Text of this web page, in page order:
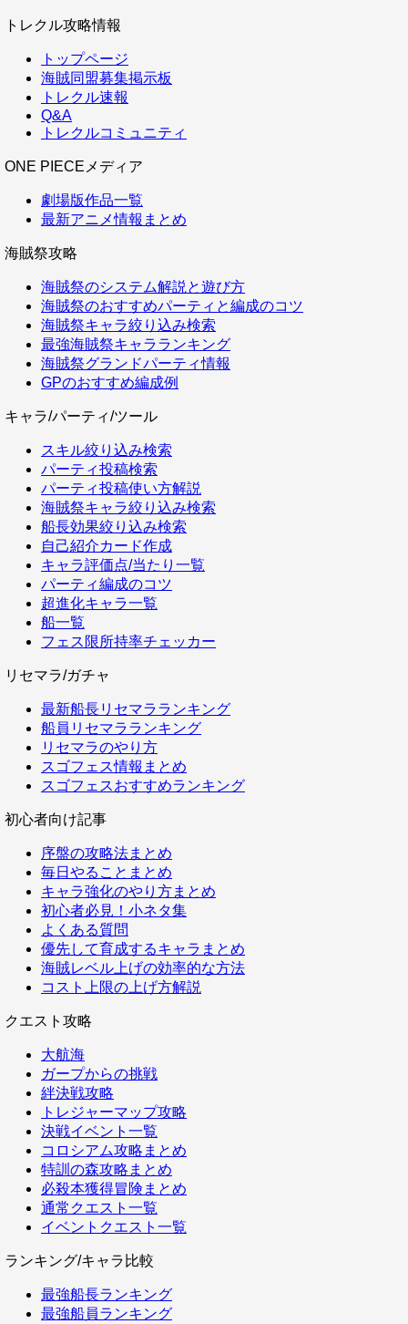
トレクル攻略情報
トップページ
海賊同盟募集掲示板
トレクル速報
Q&A
トレクルコミュニティ
ONE PIECEメディア
劇場版作品一覧
最新アニメ情報まとめ
海賊祭攻略
海賊祭のシステム解説と遊び方
海賊祭のおすすめパーティと編成のコツ
海賊祭キャラ絞り込み検索
最強海賊祭キャラランキング
海賊祭グランドパーティ情報
GPのおすすめ編成例
キャラ/パーティ/ツール
スキル絞り込み検索
パーティ投稿検索
パーティ投稿使い方解説
海賊祭キャラ絞り込み検索
船長効果絞り込み検索
自己紹介カード作成
キャラ評価点/当たり一覧
パーティ編成のコツ
超進化キャラ一覧
船一覧
フェス限所持率チェッカー
リセマラ/ガチャ
最新船長リセマラランキング
船員リセマラランキング
リセマラのやり方
スゴフェス情報まとめ
スゴフェスおすすめランキング
初心者向け記事
序盤の攻略法まとめ
毎日やることまとめ
キャラ強化のやり方まとめ
初心者必見！小ネタ集
よくある質問
優先して育成するキャラまとめ
海賊レベル上げの効率的な方法
コスト上限の上げ方解説
クエスト攻略
大航海
ガープからの挑戦
絆決戦攻略
トレジャーマップ攻略
決戦イベント一覧
コロシアム攻略まとめ
特訓の森攻略まとめ
必殺本獲得冒険まとめ
通常クエスト一覧
イベントクエスト一覧
ランキング/キャラ比較
最強船長ランキング
最強船員ランキング